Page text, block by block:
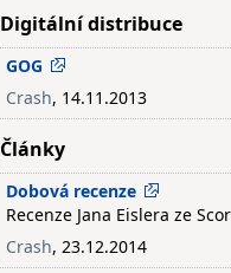
Digitální distribuce
GOG
Crash, 14.11.2013
Články
Dobová recenze
Recenze Jana Eislera ze
Crash, 23.12.2014